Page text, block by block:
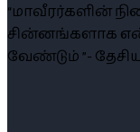
“மாவீரர்களின்
சின்னங்களாக
வேண்டும் ”-